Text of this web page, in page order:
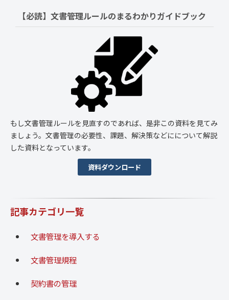
【必読】文書管理ルールのまるわかりガイドブック
もし文書管理ルールを見直すのであれば、是非この資料を見てみ
ましょう。文書管理の必要性、課題、解決策などにについて解説
した資料となっています。
資料ダウンロード
記事カテゴリ一覧
文書管理を導入する
文書管理規程
契約書の管理